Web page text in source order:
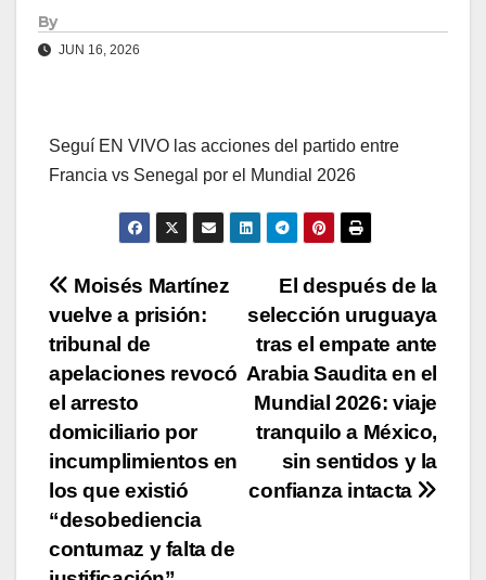
By
JUN 16, 2026
Seguí EN VIVO las acciones del partido entre
Francia vs Senegal por el Mundial 2026
Navegación
de
entradas
El después de la
selección uruguaya
tras el empate ante
Arabia Saudita en el
Mundial 2026: viaje
tranquilo a México,
sin sentidos y la
confianza intacta
Moisés Martínez
vuelve a prisión:
tribunal de
apelaciones revocó
el arresto
domiciliario por
incumplimientos en
los que existió
“desobediencia
contumaz y falta de